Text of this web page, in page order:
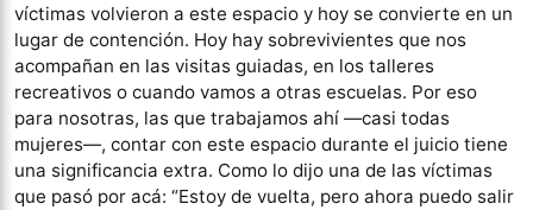
víctimas volvieron a este espacio y hoy se convierte en un
lugar de contención. Hoy hay sobrevivientes que nos
acompañan en las visitas guiadas, en los talleres
recreativos o cuando vamos a otras escuelas. Por eso
para nosotras, las que trabajamos ahí —casi todas
mujeres—, contar con este espacio durante el juicio tiene
una significancia extra. Como lo dijo una de las víctimas
que pasó por acá: “Estoy de vuelta, pero ahora puedo salir